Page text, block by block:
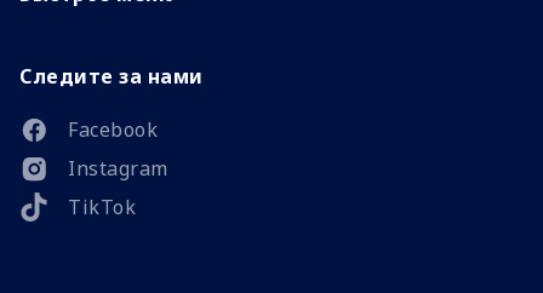
Следите за нами
Facebook
Instagram
TikTok